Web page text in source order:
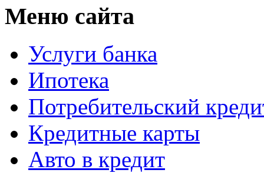
Меню сайта
Услуги банка
Ипотека
Потребительский
Кредитные карты
Авто в кредит